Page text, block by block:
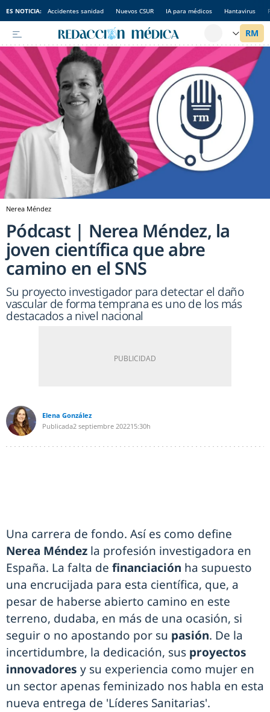
ES NOTICIA: Accidentes sanidad Nuevos CSUR IA para médicos Hantavirus
Nerea Méndez
Pódcast | Nerea Méndez, la
joven científica que abre
camino en el SNS
Su proyecto investigador para detectar el daño
vascular de forma temprana es uno de los más
destacados a nivel nacional
Elena González
Publicada2 septiembre 202215:30h
Una carrera de fondo. Así es como define
Nerea Méndez la profesión investigadora en
España. La falta de financiación ha supuesto
una encrucijada para esta científica, que, a
pesar de haberse abierto camino en este
terreno, dudaba, en más de una ocasión, si
seguir o no apostando por su pasión. De la
incertidumbre, la dedicación, sus proyectos
innovadores y su experiencia como mujer en
un sector apenas feminizado nos habla en esta
nueva entrega de 'Líderes Sanitarias'.